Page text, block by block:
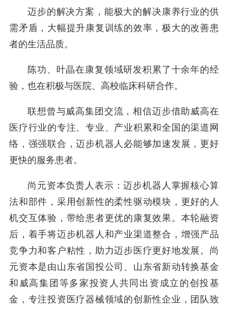
迈步的解决方案，能极大的解决康养行业的供
需矛盾，大幅提升康复训练的效率，极大的改善患
者的生活品质。
陈功、叶晶在康复领域研发积累了十余年的经
验，也在积极与医院、高校临床科研合作。
联想曾与威高集团交流，相信迈步借助威高在
医疗行业的专注、专业、产业积累和全国的渠道网
络，强强联合，迈步机器人必能够加速发展，更好
更快的服务患者。
尚元资本负责人表示：迈步机器人掌握核心算
法和部件，采用创新性的柔性驱动模块，更好的人
机交互体验，带给患者更优的康复效果。本轮融资
后，着手将迈步机器人和产业渠道整合，增强产品
竞争力和客户粘性，助力迈步医疗更好地发展。尚
元资本是由山东省国投公司、山东省新动转换基金
和威高集团等多家投资人共同出资成立的创投基
金，专注投资医疗器械领域的创新性企业，团队致